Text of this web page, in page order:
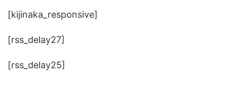
[kijinaka_responsive]
[rss_delay27]
[rss_delay25]